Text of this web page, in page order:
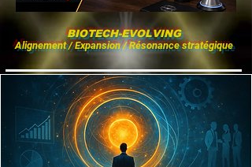
BIOTECH-EVOLVING
Alignement / Expansion / Résonance stratégique